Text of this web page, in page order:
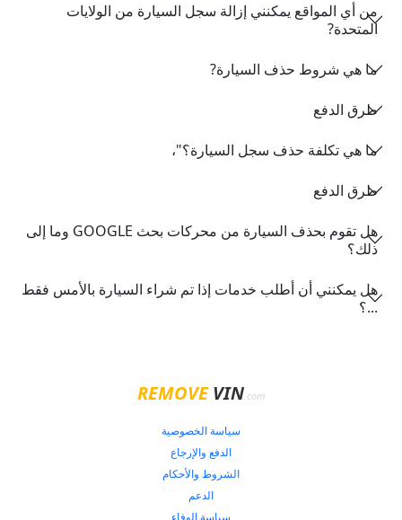
من أي المواقع يمكنني إزالة سجل السيارة من الولايات
المتحدة?
ما هي شروط حذف السيارة?
طرق الدفع
ما هي تكلفة حذف سجل السيارة؟"،
طرق الدفع
هل تقوم بحذف السيارة من محركات بحث GOOGLE وما إلى
ذلك؟
هل يمكنني أن أطلب خدمات إذا تم شراء السيارة بالأمس فقط
...؟
REMOVEVIN.com
سياسة الخصوصية
الدفع والإرجاع
الشروط والأحكام
الدعم
سياسة الوفاء